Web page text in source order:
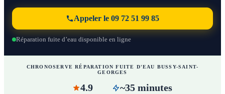
Appeler le 09 72 51 99 85
Réparation fuite d’eau disponible en ligne
CHRONOSERVE RÉPARATION FUITE D'EAU BUSSY-SAINT-
GEORGES
4.9 ~35 minutes